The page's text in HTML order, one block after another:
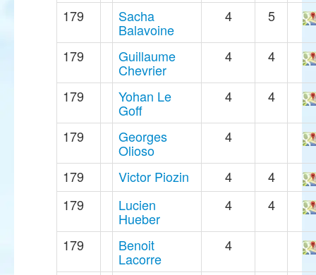
179 Sacha
Balavoine
4 5
179 Guillaume
Chevrier
4 4
179 Yohan Le
Goff
4 4
179 Georges
Olioso
4
179 Victor Piozin 4
4
179
Lucien
Hueber
4 4
179 Benoit
Lacorre
4